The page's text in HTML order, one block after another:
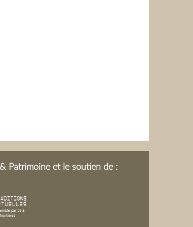
Patrimoine et le soutien de :